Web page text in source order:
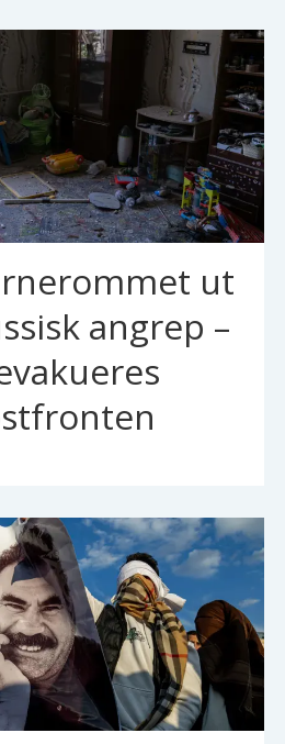
ut
angrep –